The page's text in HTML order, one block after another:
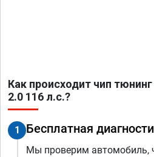
Как происходит чип
2.0 116 л.с.?
1 Бесплатная
Мы проверим автомобиль,